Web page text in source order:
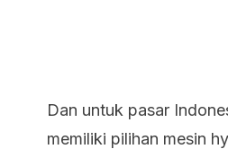
Dan untuk pasar
memiliki pilihan mesin